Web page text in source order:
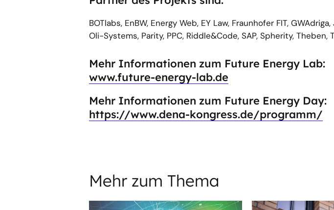
BOTlabs, EnBW, Energy Web, EY Law, Fraunhofer FIT,
Oli-Systems, Parity, PPC, Riddle&Code, SAP, Spherity, Theben,
Mehr Informationen zum Future Energy Lab:
www.future-energy-lab.de
Mehr Informationen zum Future Energy Day:
https://www.dena-kongress.de/programm/
Mehr zum Thema